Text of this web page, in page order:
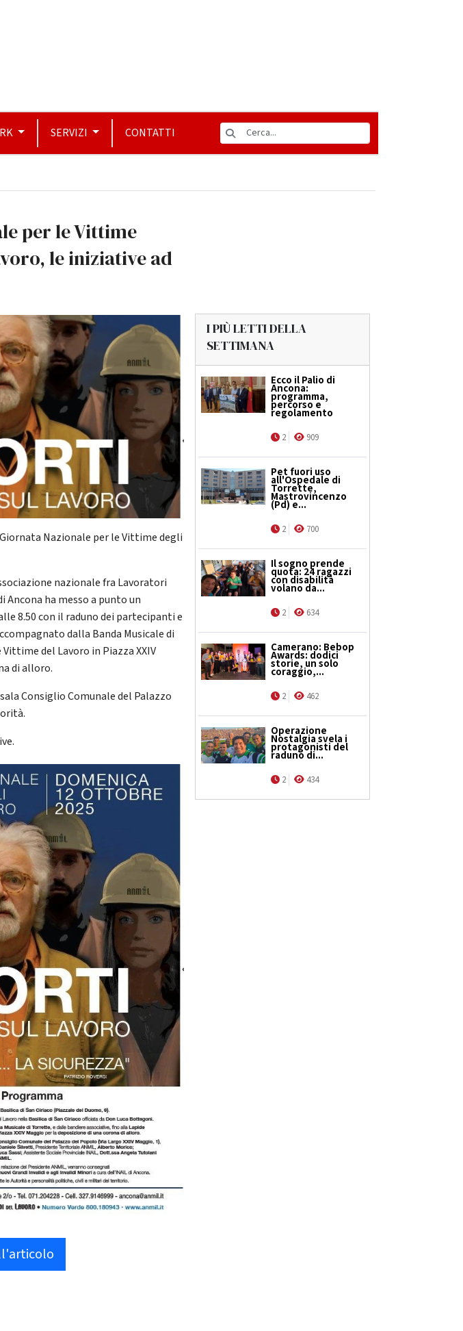
SERVIZI CONTATTI
per le Vittime
le iniziative ad
Nazionale per le Vittime degli
nazionale fra Lavoratori
Ancona ha messo a punto un
8.50 con il raduno dei partecipanti e
dalla Banda Musicale di
del Lavoro in Piazza XXIV
di alloro.
Consiglio Comunale del Palazzo
I PIÙ LETTI DELLA
SETTIMANA
Ecco il Palio di
Ancona:
programma,
percorso e
regolamento
2 909
Pet fuori uso
all'Ospedale di
Torrette,
Mastrovincenzo
(Pd) e...
2 700
Il sogno prende
quota: 24 ragazzi
con disabilità
volano da...
2 634
Camerano: Bebop
Awards: dodici
storie, un solo
coraggio,...
2 462
Operazione
Nostalgia svela i
protagonisti del
raduno di...
2 434